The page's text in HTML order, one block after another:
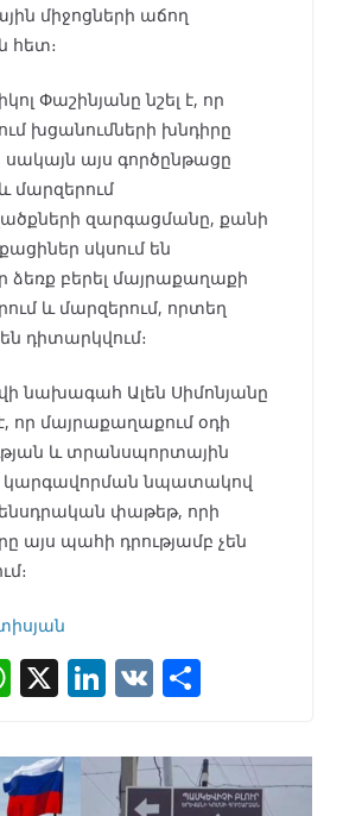
միջոցների աճող
հետ։
Փաշինյանը նշել է, որ
խցանումների խնդիրը
սակայն այս գործընթացը
մարզերում
զարգացմանը, քանի
սկսում են
բերել մայրաքաղաքի
և մարզերում, որտեղ
դիտարկվում։
նախագահ Ալեն Սիմոնյանը
որ մայրաքաղաքում օդի
և տրանսպորտային
կարգավորման նպատակով
փաթեթ, որի
այս պահի դրությամբ չեն
W
at
s
X Li
k
e
V
ar
e